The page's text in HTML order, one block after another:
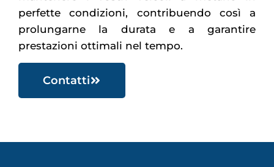
perfette condizioni, contribuendo così a
prolungarne la durata e a garantire
prestazioni ottimali nel tempo.
Contatti